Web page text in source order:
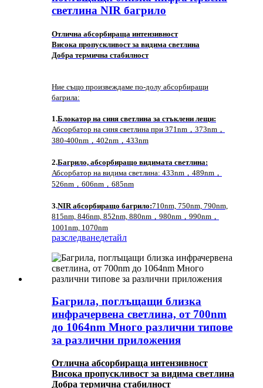
светлина NIR багрило
Отлична абсорбираща интензивност
Висока пропускливост за видима светлина
Добра термична стабилност
Ние също произвеждаме по-долу абсорбиращи
багрила:
1.Блокатор на синя светлина за стъклени лещи:
Абсорбатор на синя светлина при 371nm，373nm，
380-400nm，402nm，433nm
2.Багрило, абсорбиращо видимата светлина:
Абсорбатор на видима светлина: 433nm，489nm，
526nm，606nm，685nm
3.NIR абсорбиращо багрило:710nm, 750nm, 790nm,
815nm, 846nm, 852nm, 880nm，980nm，990nm，
1001nm, 1070nm
разследванедетайл
Багрила, поглъщащи близка
инфрачервена светлина, от 700nm
до 1064nm Много различни типове
за различни приложения
Отлична абсорбираща интензивност
Висока пропускливост за видима светлина
Добра термична стабилност